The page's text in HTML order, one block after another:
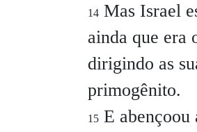
14 Mas Israel
ainda que era
dirigindo as
primogênito.
15 E abençoou